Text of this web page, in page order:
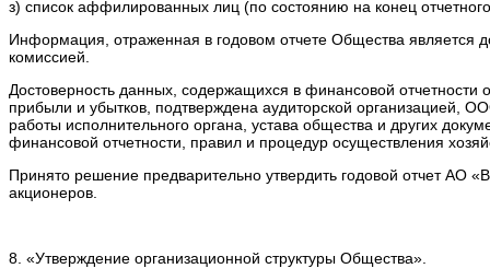
з) список аффилированных лиц (по состоянию на конец
Информация, отраженная в годовом отчете Общества является
комиссией.
Достоверность данных, содержащихся в финансовой
прибыли и убытков, подтверждена аудиторской организацией,
работы исполнительного органа, устава общества и других
финансовой отчетности, правил и процедур осуществления
Принято решение предварительно утвердить годовой отчет АО
акционеров.
8. «Утверждение организационной структуры Общества».